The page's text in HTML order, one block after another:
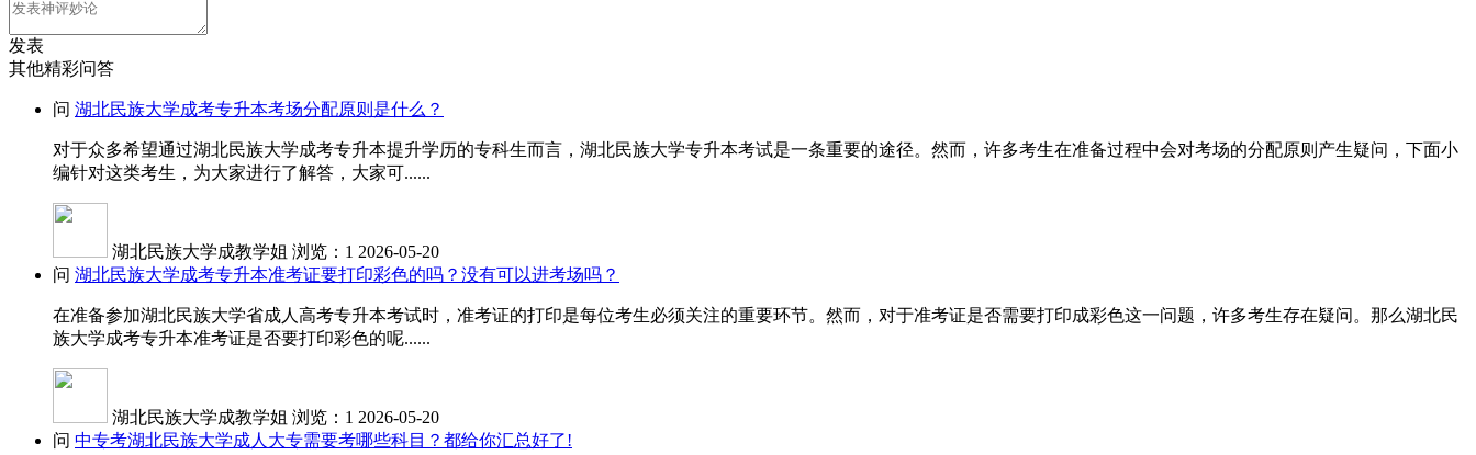
发表
其他精彩问答
问 湖北民族大学成考专升本考场分配原则是什么？
对于众多希望通过湖北民族大学成考专升本提升学历的专科生而言，湖北民族大学专升本考试是一条重要的途径。然而，许多考生在准备过程中会对考场的分配原则产生疑问，下面小
编针对这类考生，为大家进行了解答，大家可......
湖北民族大学成教学姐 浏览：1 2026-05-20
问 湖北民族大学成考专升本准考证要打印彩色的吗？没有可以进考场吗？
在准备参加湖北民族大学省成人高考专升本考试时，准考证的打印是每位考生必须关注的重要环节。然而，对于准考证是否需要打印成彩色这一问题，许多考生存在疑问。那么湖北民
族大学成考专升本准考证是否要打印彩色的呢......
湖北民族大学成教学姐 浏览：1 2026-05-20
问 中专考湖北民族大学成人大专需要考哪些科目？都给你汇总好了!